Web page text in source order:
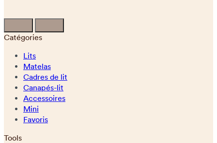
Catégories
Lits
Matelas
Cadres de lit
Canapés-lit
Accessoires
Mini
Favoris
Tools